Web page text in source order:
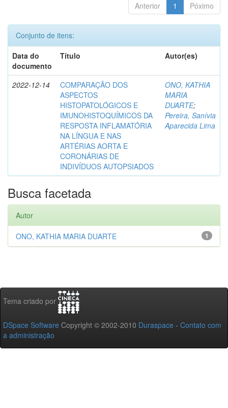
Anterior 1 Póximo
Conjunto de itens:
Data do
documento
Título Autor(es)
2022-12-14
COMPARAÇÃO DOS
ASPECTOS
HISTOPATOLÓGICOS E
IMUNOHISTOQUÍMICOS DA
RESPOSTA INFLAMATÓRIA
NA LÍNGUA E NAS
ARTÉRIAS AORTA E
CORONÁRIAS DE
INDIVÍDUOS AUTOPSIADOS
ONO, KATHIA
MARIA
DUARTE;
Pereira, Sanívia
Aparecida Lima
Busca facetada
Autor
1
ONO, KATHIA MARIA DUARTE
Tema criado por
DSpace Software Copyright © 2002-2010 Duraspace - Contato com
a administração